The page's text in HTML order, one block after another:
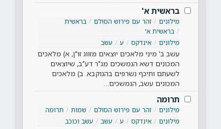
בראשית א'
מילונים זהר עם פירוש הסולם
בראשית
בראשית א'
מילונים
אינדקס ע עשב
עשב ב' מיני מלאכים יוצאים מזווג זו"ן, א) מלאכים
המכונים דשא הנמשכים מג"ר דע"ב, שיוצאים
לשעתם ותיכף נשרפים בהנוקבא. ב) מלאכים
המכונים עשב, הנמשכים…
תרומה
מילונים זהר עם פירוש הסולם שמות
תרומה
מילונים
אינדקס ע עשב עשב וכוכב